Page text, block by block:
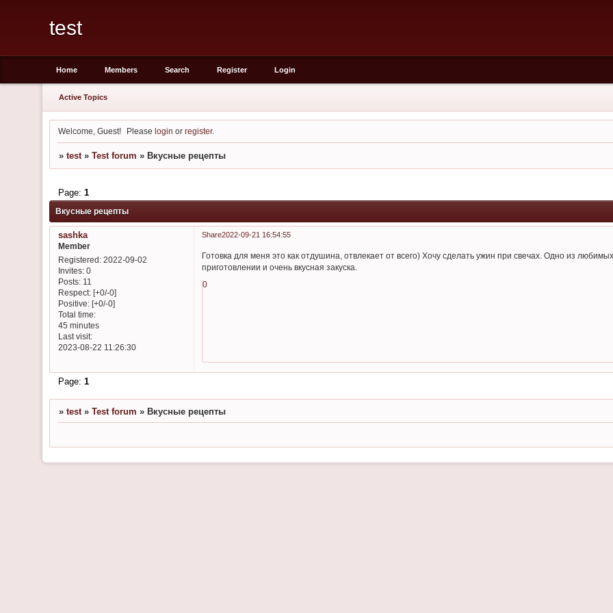
test
Home Members Search Register Login
Active Topics
Welcome, Guest! Pleaselogin orregister.
» test » Test forum » Вкусные рецепты
Вкусные рецепты
Page: 1
Share2022-09-21 16:54:55
sashka
Member
Registered : 2022-09-02
Invites:0
Posts:11
Respect: [+0/-0]
Positive: [+0/-0]
Total time:
45 minutes
Last visit:
2023-08-22 11:26:30
Готовка для меня это как отдушина, отвлекает от всего) Хочу сделать ужин при свечах. Одно из
приготовлении и очень вкусная закуска.
0
Page: 1
» test » Test forum » Вкусные рецепты